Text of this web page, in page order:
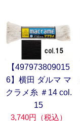
【497973809015
6】横田 ダルマ マ
クラメ糸 ＃14 col.
15
3,740円（税込）